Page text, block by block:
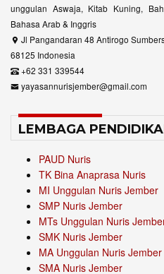
unggulan Aswaja, Kitab Kuning,
Bahasa Arab & Inggris
Jl Pangandaran 48 Antirogo
68125 Indonesia
+62 331 339544
yayasannurisjember@gmail.com
LEMBAGA
PAUD Nuris
TK Bina Anaprasa Nuris
MI Unggulan Nuris Jember
SMP Nuris Jember
MTs Unggulan Nuris
SMK Nuris Jember
MA Unggulan Nuris Jember
SMA Nuris Jember